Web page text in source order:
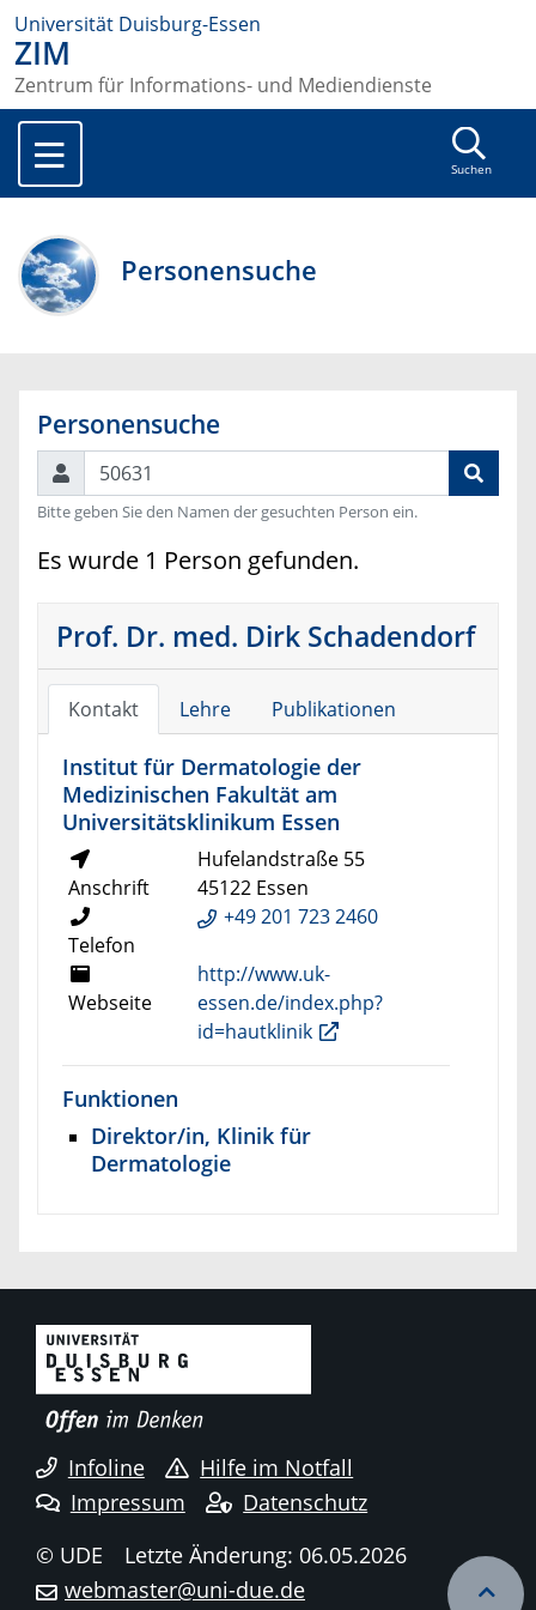
Universität Duisburg-Essen
ZIM
Zentrum für Informations- und Mediendienste
Suchen
Personensuche
Personensuche
Suchen
Bitte geben Sie den Namen der gesuchten Person ein.
Es wurde 1 Person gefunden.
Prof. Dr. med. Dirk Schadendorf
Kontakt Lehre Publikationen
Institut für Dermatologie der
Medizinischen Fakultät am
Universitätsklinikum Essen
Anschrift
Hufelandstraße 55
45122 Essen
Telefon
+49 201 723 2460
Webseite
http://www.uk-
essen.de/index.php?
id=hautklinik
Funktionen
Direktor/in, Klinik für
Dermatologie
Infoline
Hilfe im Notfall
Impressum
Datenschutz
© UDE
Letzte Änderung: 06.05.2026
webmaster@uni-due.de